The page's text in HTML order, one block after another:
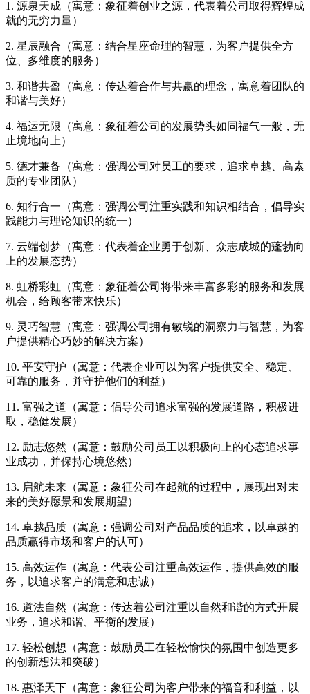
1. 源泉天成（寓意：象征着创业之源，代表着公司取得辉煌成
就的无穷力量）
2. 星辰融合（寓意：结合星座命理的智慧，为客户提供全方
位、多维度的服务）
3. 和谐共盈（寓意：传达着合作与共赢的理念，寓意着团队的
和谐与美好）
4. 福运无限（寓意：象征着公司的发展势头如同福气一般，无
止境地向上）
5. 德才兼备（寓意：强调公司对员工的要求，追求卓越、高素
质的专业团队）
6. 知行合一（寓意：强调公司注重实践和知识相结合，倡导实
践能力与理论知识的统一）
7. 云端创梦（寓意：代表着企业勇于创新、众志成城的蓬勃向
上的发展态势）
8. 虹桥彩虹（寓意：象征着公司将带来丰富多彩的服务和发展
机会，给顾客带来快乐）
9. 灵巧智慧（寓意：强调公司拥有敏锐的洞察力与智慧，为客
户提供精心巧妙的解决方案）
10. 平安守护（寓意：代表企业可以为客户提供安全、稳定、
可靠的服务，并守护他们的利益）
11. 富强之道（寓意：倡导公司追求富强的发展道路，积极进
取，稳健发展）
12. 励志悠然（寓意：鼓励公司员工以积极向上的心态追求事
业成功，并保持心境悠然）
13. 启航未来（寓意：象征公司在起航的过程中，展现出对未
来的美好愿景和发展期望）
14. 卓越品质（寓意：强调公司对产品品质的追求，以卓越的
品质赢得市场和客户的认可）
15. 高效运作（寓意：代表公司注重高效运作，提供高效的服
务，以追求客户的满意和忠诚）
16. 道法自然（寓意：传达着公司注重以自然和谐的方式开展
业务，追求和谐、平衡的发展）
17. 轻松创想（寓意：鼓励员工在轻松愉快的氛围中创造更多
的创新想法和突破）
18. 惠泽天下（寓意：象征公司为客户带来的福音和利益，以